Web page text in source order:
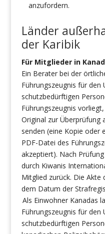
anzufordern.
Länder
der Karibik
Für Mitglieder in
Ein Berater bei der
Führungszeugnis für den
schutzbedürftigen
Führungszeugnis
Original zur Überprüfung
senden (eine Kopie oder
PDF-Datei des
akzeptiert). Nach
durch Kiwanis
Mitglied zurück. Die
dem Datum der
Als Einwohner Kanadas
Führungszeugnis für den
schutzbedürftigen